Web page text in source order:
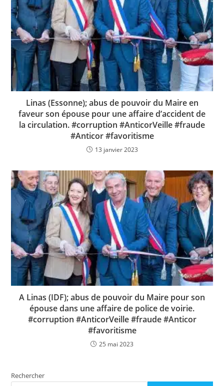
Linas (Essonne); abus de pouvoir du Maire en
faveur son épouse pour une affaire d’accident de
la circulation. #corruption #AnticorVeille #fraude
#Anticor #favoritisme
13 janvier 2023
A Linas (IDF); abus de pouvoir du Maire pour son
épouse dans une affaire de police de voirie.
#corruption #AnticorVeille #fraude #Anticor
#favoritisme
25 mai 2023
Rechercher